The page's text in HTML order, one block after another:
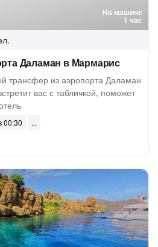
На машине
1 час
Даламан в Мармарис
трансфер из аэропорта Даламан
вас с табличкой, поможет
00:30